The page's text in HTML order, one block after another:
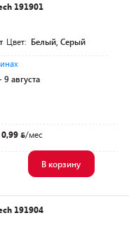
191901
Цвет: Белый, Серый
9 августа
0,99 /мес
В корзину
191904